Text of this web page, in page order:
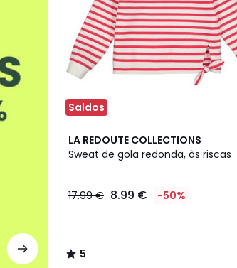
Saldos
LA REDOUTE COLLECTIONS
Sweat de gola redonda, às riscas
17.99 € 8.99 € -50%
5
/
5
/